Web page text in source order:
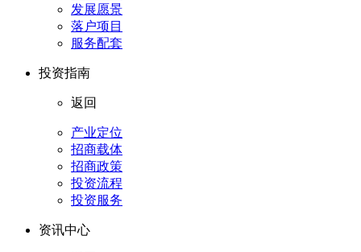
发展愿景
落户项目
服务配套
投资指南
返回
产业定位
招商载体
招商政策
投资流程
投资服务
资讯中心